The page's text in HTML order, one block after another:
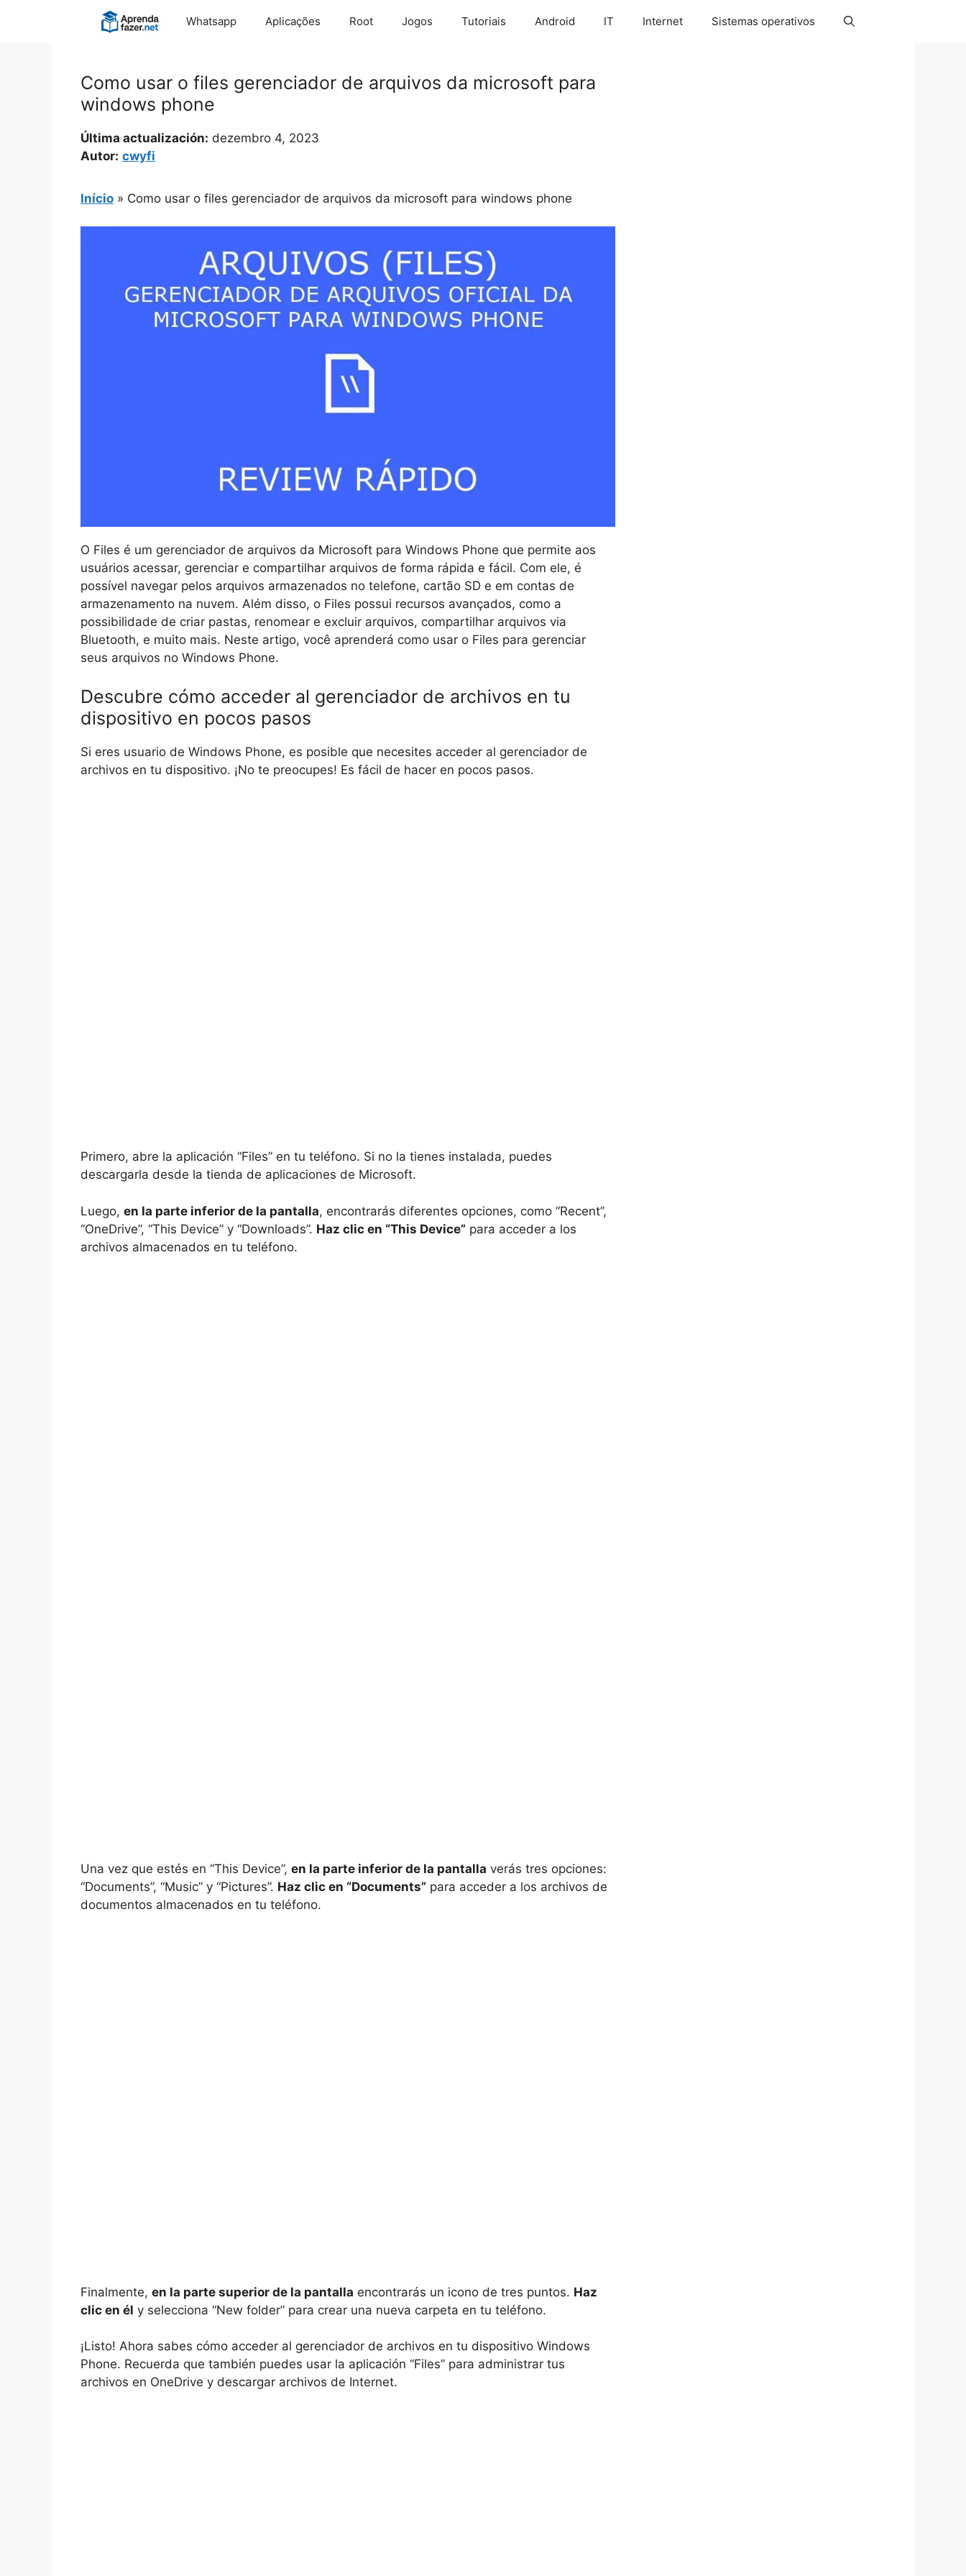
Whatsapp Aplicações Root Jogos Tutoriais Android IT Internet Sistemas operativos
Como usar o files gerenciador de arquivos da microsoft para
windows phone
Última actualización: dezembro 4, 2023
Autor: cwyfi
Início » Como usar o files gerenciador de arquivos da microsoft para windows phone
O Files é um gerenciador de arquivos da Microsoft para Windows Phone que permite aos
usuários acessar, gerenciar e compartilhar arquivos de forma rápida e fácil. Com ele, é
possível navegar pelos arquivos armazenados no telefone, cartão SD e em contas de
armazenamento na nuvem. Além disso, o Files possui recursos avançados, como a
possibilidade de criar pastas, renomear e excluir arquivos, compartilhar arquivos via
Bluetooth, e muito mais. Neste artigo, você aprenderá como usar o Files para gerenciar
seus arquivos no Windows Phone.
Descubre cómo acceder al gerenciador de archivos en tu
dispositivo en pocos pasos
Si eres usuario de Windows Phone, es posible que necesites acceder al gerenciador de
archivos en tu dispositivo. ¡No te preocupes! Es fácil de hacer en pocos pasos.
Primero, abre la aplicación “Files” en tu teléfono. Si no la tienes instalada, puedes
descargarla desde la tienda de aplicaciones de Microsoft.
Luego, en la parte inferior de la pantalla, encontrarás diferentes opciones, como “Recent”,
“OneDrive”, “This Device” y “Downloads”. Haz clic en “This Device” para acceder a los
archivos almacenados en tu teléfono.
Una vez que estés en “This Device”, en la parte inferior de la pantalla verás tres opciones:
“Documents”, “Music” y “Pictures”. Haz clic en “Documents” para acceder a los archivos de
documentos almacenados en tu teléfono.
Finalmente, en la parte superior de la pantalla encontrarás un icono de tres puntos. Haz
clic en él y selecciona “New folder” para crear una nueva carpeta en tu teléfono.
¡Listo! Ahora sabes cómo acceder al gerenciador de archivos en tu dispositivo Windows
Phone. Recuerda que también puedes usar la aplicación “Files” para administrar tus
archivos en OneDrive y descargar archivos de Internet.